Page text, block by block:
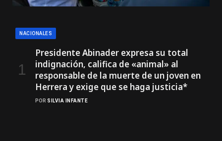
NACIONALES
Presidente Abinader expresa su total
indignación, califica de «animal» al
responsable de la muerte de un joven en
Herrera y exige que se haga justicia*
POR SILVIA INFANTE